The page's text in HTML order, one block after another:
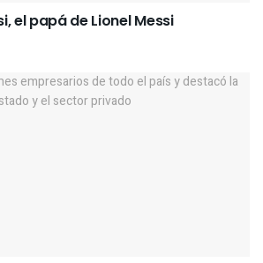
el papá de Lionel Messi